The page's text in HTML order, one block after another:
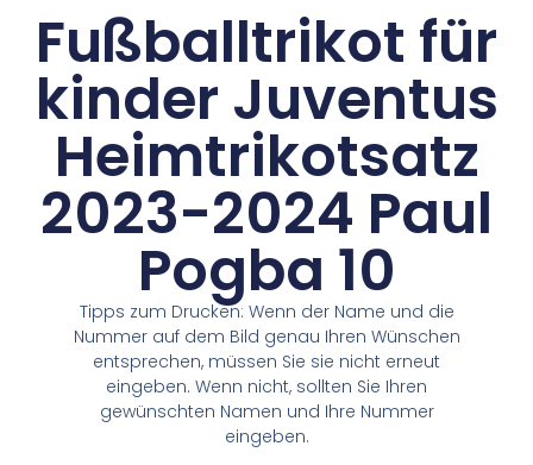
Fußballtrikot für
kinder Juventus
Heimtrikotsatz
2023-2024 Paul
Pogba 10
Tipps zum Drucken: Wenn der Name und die
Nummer auf dem Bild genau Ihren Wünschen
entsprechen, müssen Sie sie nicht erneut
eingeben. Wenn nicht, sollten Sie Ihren
gewünschten Namen und Ihre Nummer
eingeben.